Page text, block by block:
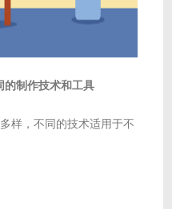
制作技术和工具
样，不同的技术适用于不